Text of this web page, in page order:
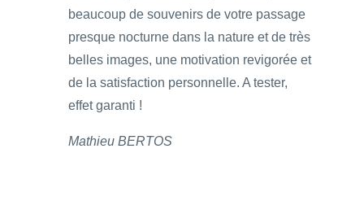
beaucoup de souvenirs de votre passage
presque nocturne dans la nature et de très
belles images, une motivation revigorée et
de la satisfaction personnelle. A tester,
effet garanti !
Mathieu BERTOS